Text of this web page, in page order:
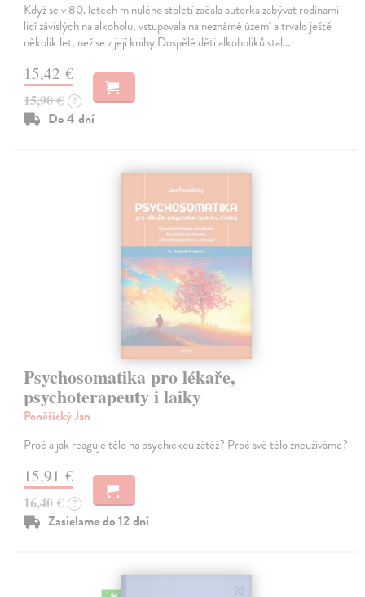
Když se v 80. letech minulého století začala autorka zabývat rodinami
lidí závislých na alkoholu, vstupovala na neznámé území a trvalo ještě
několik let, než se z její knihy Dospělé děti alkoholiků stal…
15,42 €
15,90 € ?
Do 4 dní
Psychosomatika pro lékaře,
psychoterapeuty i laiky
Poněšický Jan
Proč a jak reaguje tělo na psychickou zátěž? Proč své tělo zneužíváme?
15,91 €
16,40 € ?
Zasielame do 12 dní